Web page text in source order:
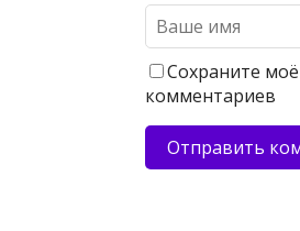
Сохраните
комментариев